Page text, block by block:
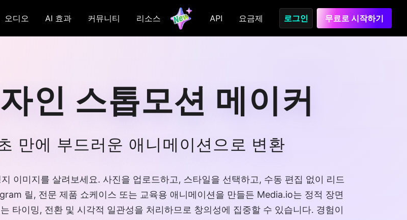
오디오 AI 효과 커뮤니티 리소스 API 요금제 로그인 무료로 시작하기
인 스톱모션 메이커
만에 부드러운 애니메이션으로 변환
이미지를 살려보세요. 사진을 업로드하고, 스타일을 선택하고, 수동 편집 없이 리드
릴, 전문 제품 쇼케이스 또는 교육용 애니메이션을 만들든 Media.io는 정적 장면
타이밍, 전환 및 시각적 일관성을 처리하므로 창의성에 집중할 수 있습니다. 경험이